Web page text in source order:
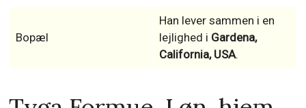
Bopæl
Han lever sammen i en
lejlighed i Gardena,
California, USA.